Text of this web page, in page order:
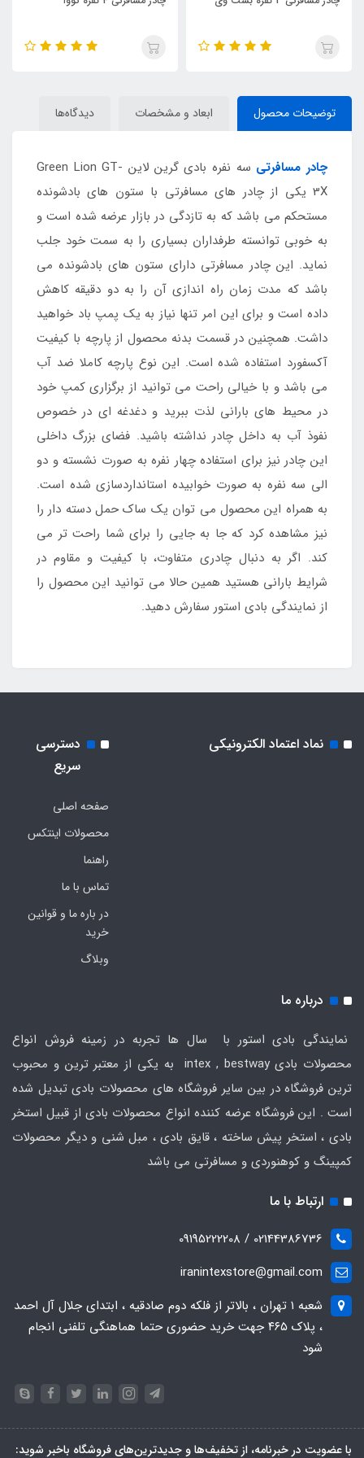
توضیحات محصول ابعاد و مشخصات دیدگاه‌ها
چادر مسافرتی
سه نفره بادی گرین لاین Green Lion GT-
3X یکی از چادر های مسافرتی با ستون های بادشونده
مستحکم می باشد که به تازدگی در بازار عرضه شده است و
به خوبی توانسته طرفداران بسیاری را به سمت خود جلب
نماید. این چادر مسافرتی دارای ستون های بادشونده می
باشد که مدت زمان راه اندازی آن را به دو دقیقه کاهش
داده است و برای این امر تنها نیاز به یک پمپ باد خواهید
داشت. همچنین در قسمت بدنه محصول از پارچه با کیفیت
آکسفورد استفاده شده است. این نوع پارچه کاملا ضد آب
می باشد و با خیالی راحت می توانید از برگزاری کمپ خود
در محیط های بارانی لذت ببرید و دغدغه ای در خصوص
نفوذ آب به داخل چادر نداشته باشید. فضای بزرگ داخلی
این چادر نیز برای استفاده چهار نفره به صورت نشسته و دو
الی سه نفره به صورت خوابیده استانداردسازی شده است.
به همراه این محصول می توان یک ساک حمل دسته دار را
نیز مشاهده کرد که جا به جایی را برای شما راحت تر می
کند. اگر به دنبال چادری متفاوت، با کیفیت و مقاوم در
شرایط بارانی هستید همین حالا می توانید این محصول را
از نمایندگی بادی استور سفارش دهید.
نماد اعتماد الکترونیکی
دسترسی
سریع
صفحه اصلی
محصولات اینتکس
راهنما
تماس با ما
در باره ما و قوانین
خرید
وبلاگ
درباره ما
نمایندگی بادی استور با سال ها تجربه در زمینه فروش انواع
محصولات بادی intex , bestway به یکی از معتبر ترین و محبوب
ترین فروشگاه در بین سایر فروشگاه های محصولات بادی تبدیل شده
است . این فروشگاه عرضه کننده انواع محصولات بادی از قبیل استخر
بادی ، استخر پیش ساخته ، قایق بادی ، مبل شنی و دیگر محصولات
کمپینگ و کوهنوردی و مسافرتی می باشد
ارتباط با ما
02144386736 / 09195222208
iranintexstore@gmail.com
شعبه ۱ تهران ، بالاتر از فلکه دوم صادقیه ، ابتدای جلال آل احمد
، پلاک ۴۶۵ جهت خرید حضوری حتما هماهنگی تلفنی انجام
شود
با عضویت در خبرنامه، از تخفیف‌ها و جدیدترین‌های فروشگاه باخبر شوید: